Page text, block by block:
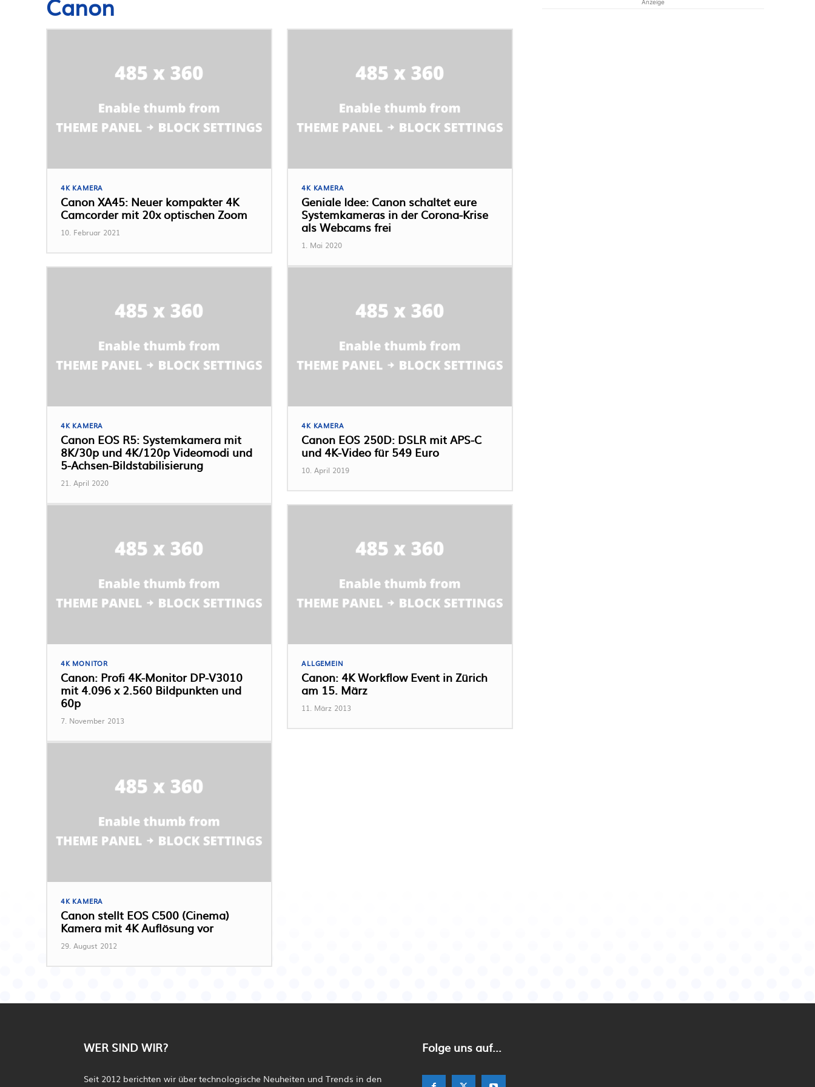
4K KAMERA
Canon XA45: Neuer kompakter 4K
Camcorder mit 20x optischen Zoom
10. Februar 2021
4K KAMERA
Geniale Idee: Canon schaltet eure
Systemkameras in der Corona-Krise
als Webcams frei
1. Mai 2020
4K KAMERA
Canon EOS R5: Systemkamera mit
8K/30p und 4K/120p Videomodi und
5-Achsen-Bildstabilisierung
21. April 2020
4K KAMERA
Canon EOS 250D: DSLR mit APS-C
und 4K-Video für 549 Euro
10. April 2019
4K MONITOR
Canon: Profi 4K-Monitor DP-V3010
mit 4.096 x 2.560 Bildpunkten und
60p
7. November 2013
ALLGEMEIN
Canon: 4K Workflow Event in Zürich
am 15. März
11. März 2013
4K KAMERA
Canon stellt EOS C500 (Cinema)
Kamera mit 4K Auflösung vor
29. August 2012
Anzeige
WER SIND WIR?
Seit 2012 berichten wir über technologische Neuheiten und Trends in den
Folge uns auf...